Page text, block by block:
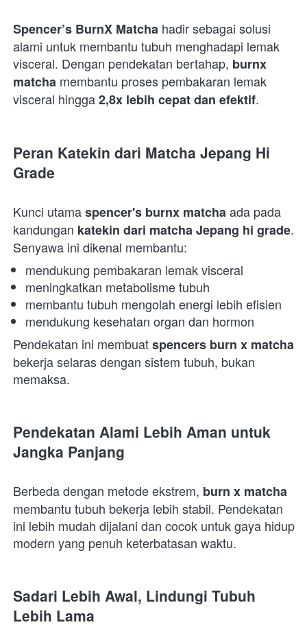
Spencer’s BurnX Matcha hadir sebagai solusi
alami untuk membantu tubuh menghadapi lemak
visceral. Dengan pendekatan bertahap, burnx
matcha membantu proses pembakaran lemak
visceral hingga 2,8x lebih cepat dan efektif.
Peran Katekin dari Matcha Jepang Hi
Grade
Kunci utama spencer's burnx matcha ada pada
kandungan katekin dari matcha Jepang hi grade.
Senyawa ini dikenal membantu:
mendukung pembakaran lemak visceral
meningkatkan metabolisme tubuh
membantu tubuh mengolah energi lebih efisien
mendukung kesehatan organ dan hormon
Pendekatan ini membuat spencers burn x matcha
bekerja selaras dengan sistem tubuh, bukan
memaksa.
Pendekatan Alami Lebih Aman untuk
Jangka Panjang
Berbeda dengan metode ekstrem, burn x matcha
membantu tubuh bekerja lebih stabil. Pendekatan
ini lebih mudah dijalani dan cocok untuk gaya hidup
modern yang penuh keterbatasan waktu.
Sadari Lebih Awal, Lindungi Tubuh
Lebih Lama